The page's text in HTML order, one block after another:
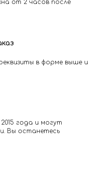
от 2 часов после
в форме выше и
года и могут
Вы останетесь